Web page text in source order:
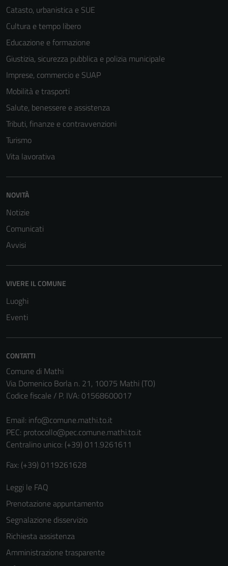
Catasto, urbanistica e SUE
Cultura e tempo libero
Educazione e formazione
Giustizia, sicurezza pubblica e polizia municipale
Imprese, commercio e SUAP
Mobilità e trasporti
Salute, benessere e assistenza
Tributi, finanze e contravvenzioni
Turismo
Vita lavorativa
NOVITÀ
Notizie
Comunicati
Avvisi
VIVERE IL COMUNE
Luoghi
Eventi
CONTATTI
Comune di Mathi
Via Domenico Borla n. 21, 10075 Mathi (TO)
Codice fiscale / P. IVA: 01568600017
Email: info@comune.mathi.to.it
PEC: protocollo@pec.comune.mathi.to.it
Centralino unico: (+39) 011.9261611
Fax: (+39) 0119261628
Leggi le FAQ
Prenotazione appuntamento
Segnalazione disservizio
Richiesta assistenza
Amministrazione trasparente